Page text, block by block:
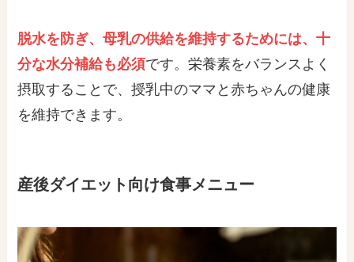
脱水を防ぎ、母乳の供給を維持するためには、十
分な水分補給も必須です。栄養素をバランスよく
摂取することで、授乳中のママと赤ちゃんの健康
を維持できます。
産後ダイエット向け食事メニュー